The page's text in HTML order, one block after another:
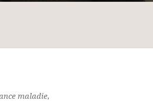
maladie,